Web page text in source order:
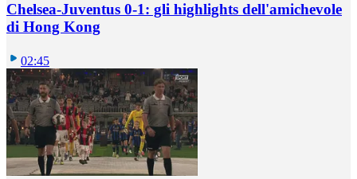
Chelsea-Juventus 0-1: gli highlights dell'amichevole
di Hong Kong
02:45